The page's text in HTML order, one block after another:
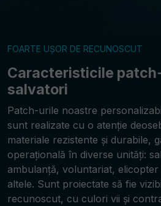
FOARTE UȘOR DE RECUNOSCUT
Caracteristicile
salvatori
Patch-urile noastre
sunt realizate cu o atenție
materiale rezistente și durabile,
operațională în diverse unități:
ambulanță, voluntariat, elicopter
altele. Sunt proiectate să fie
recunoscut, cu culori vii și